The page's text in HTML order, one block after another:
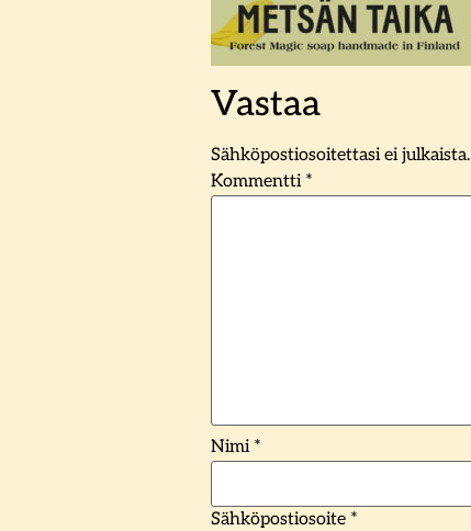
Vastaa
Sähköpostiosoitettasi ei julkaista.
Kommentti *
Nimi *
Sähköpostiosoite *